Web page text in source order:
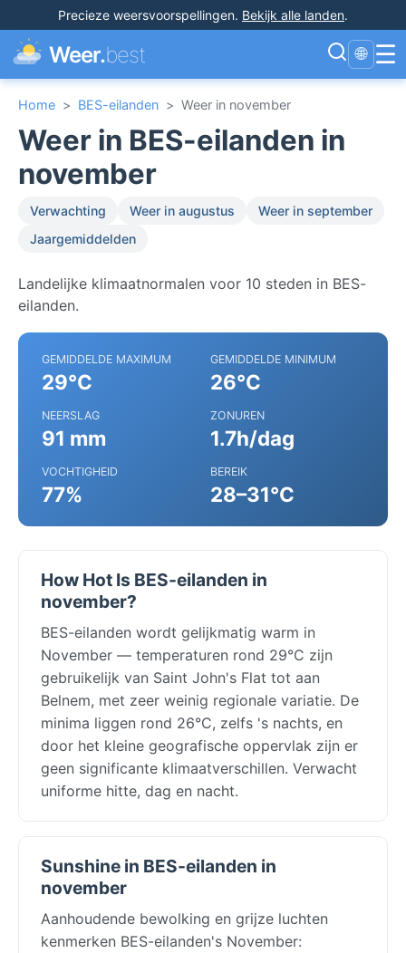
Precieze weersvoorspellingen. Bekijk alle landen.
Weer.best 🌐 ☰
Home > BES-eilanden > Weer in november
Weer in BES-eilanden in
november
Verwachting Weer in augustus
Weer in september
Jaargemiddelden
Landelijke klimaatnormalen voor 10 steden in BES-
eilanden.
GEMIDDELDE MAXIMUM
29°C
GEMIDDELDE MINIMUM
26°C
NEERSLAG
91 mm
ZONUREN
1.7h/dag
VOCHTIGHEID
77%
BEREIK
28–31°C
How Hot Is BES-eilanden in
november?
BES-eilanden wordt gelijkmatig warm in
November — temperaturen rond 29°C zijn
gebruikelijk van Saint John's Flat tot aan
Belnem, met zeer weinig regionale variatie. De
minima liggen rond 26°C, zelfs 's nachts, en
door het kleine geografische oppervlak zijn er
geen significante klimaatverschillen. Verwacht
uniforme hitte, dag en nacht.
Sunshine in BES-eilanden in
november
Aanhoudende bewolking en grijze luchten
kenmerken BES-eilanden's November: